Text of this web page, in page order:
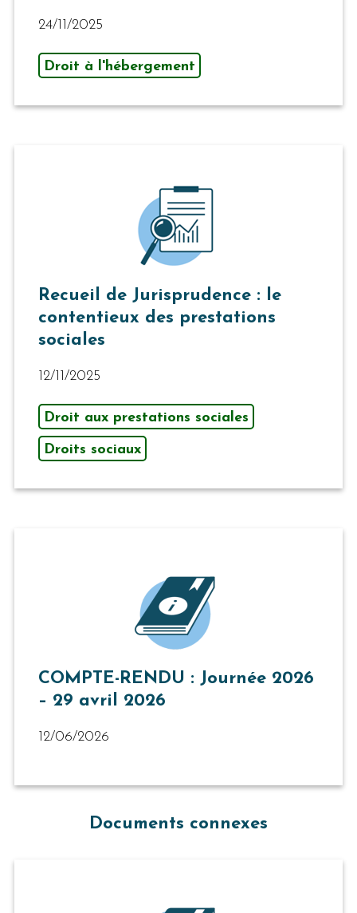
24/11/2025
Droit à l'hébergement
Recueil de Jurisprudence : le
contentieux des prestations
sociales
12/11/2025
Droit aux prestations sociales
Droits sociaux
COMPTE-RENDU : Journée 2026
– 29 avril 2026
12/06/2026
Documents connexes